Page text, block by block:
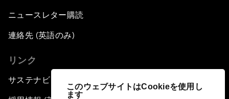
このウェブサイトはCookieを使用し
ます
ニュースレター購読
連絡先 (英語のみ)
リンク
サステナビリティへの取り組み